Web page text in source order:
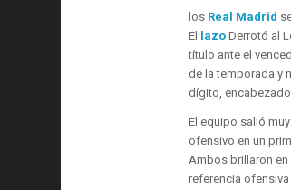
los Real Madrid
El
lazoDerrotó al
título ante el
de la temporada y
dígito,
El equipo salió
ofensivo en un
Ambos brillaron en
referencia